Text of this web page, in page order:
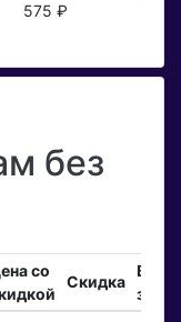
575 ₽
без
со
Скидка